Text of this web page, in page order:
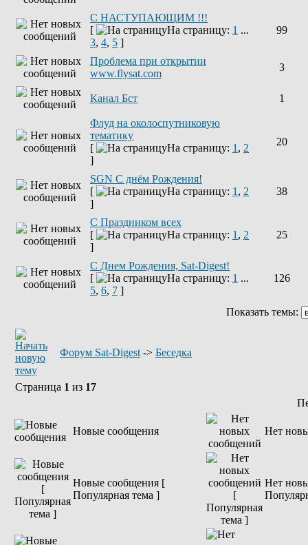
С НАСТУПАЮЩИМ !!!
[
На страницу: 1 ...
3, 4, 5 ]
99
Проблема при открытии
www.flysat.com
3
Канал Бст 1
Флуд на околоспутниковую
тематику
[
На страницу: 1 , 2
]
20
SGN C днём Рождения!
[
На страницу: 1 , 2
]
38
С Праздником всех
[
На страницу: 1 , 2
]
25
С Днем Рождения, Sat-Digest!
[
На страницу: 1 ...
5, 6, 7 ]
126
Показать темы:
Форум Sat-Digest -> Беседка
Страница 1 из 17
Новые сообщения Нет
Новые сообщения [
Популярная тема ]
Нет